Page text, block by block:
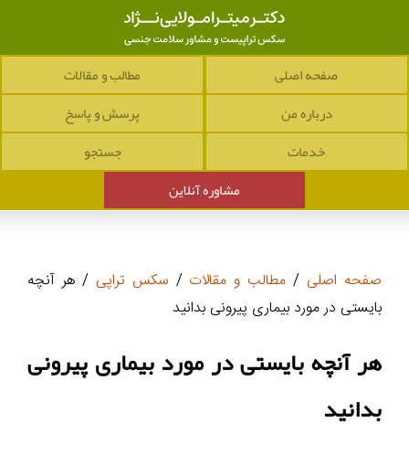
صفحه اصلی
مطالب و مقالات
درباره من
پرسش و پاسخ
خدمات
جستجو
مشاوره آنلاین
صفحه اصلی / مطالب و مقالات / سکس تراپی / هر آنچه
بایستی در مورد بیماری پیرونی بدانید
هر آنچه بایستی در مورد بیماری پیرونی
بدانید